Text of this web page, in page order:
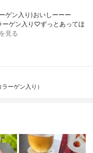
ゲン入り)おいしーーー
ーゲン入り♡ずっとあってほ
見る
ーゲン入り）